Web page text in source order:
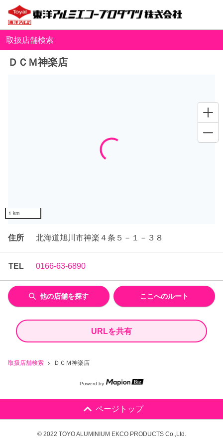
取扱店舗検索 ＤＣＭ神楽店
取扱店舗検索
ＤＣＭ神楽店
住所 北海道旭川市神楽４条５－１－３８
TEL 0166-63-6890
他の店舗を探す ここへのルート
URLを共有
Loading...
1 km
Powerd by
ページトップ
© 2022 TOYO ALUMINIUM EKCO PRODUCTS Co.,Ltd.